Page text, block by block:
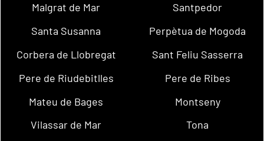
Malgrat de Mar
Santpedor
Santa Susanna
Perpètua de Mogoda
Corbera de Llobregat
Sant Feliu Sasserra
Pere de Riudebitlles
Pere de Ribes
Mateu de Bages
Montseny
Vilassar de Mar
Tona